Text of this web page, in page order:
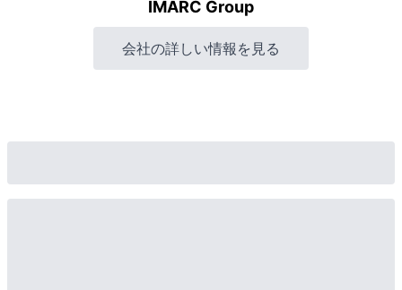
IMARC Group
会社の詳しい情報を見る